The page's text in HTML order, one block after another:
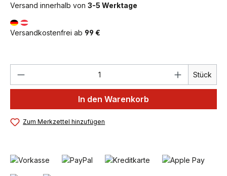
Versand innerhalb von 3-5 Werktage
Versandkostenfrei ab 99 €
Produkt Anzahl: Gib den Stück
In den Warenkorb
Zum Merkzettel hinzufügen